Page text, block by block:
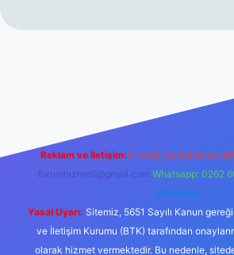
Reklam ve İletişim: E-mail:
forumhizmeti@gmail.com Whatsapp: 0262
@karabul
Yasal Uyarı: Sitemiz, 5651 Sayılı Kanun
ve İletişim Kurumu (BTK) tarafından
olarak hizmet vermektedir. Bu nedenle,